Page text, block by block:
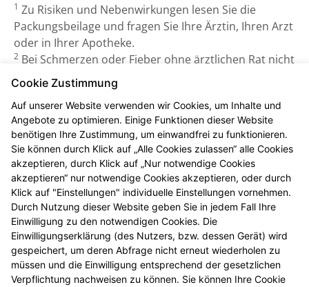
1 Zu Risiken und Nebenwirkungen lesen Sie die
Packungsbeilage und fragen Sie Ihre Ärztin, Ihren Arzt
oder in Ihrer Apotheke.
2 Bei Schmerzen oder Fieber ohne ärztlichen Rat nicht
länger anwenden als in der Packungsbeilage
vorgegeben!
© Alle Rechte vorbehalten. Nachdruck – auch
auszugsweise – ist nicht gestattet! Alle Angaben
gelten, solange der Vorrat reicht. Druckfehler
vorbehalten. Alle Preise in Euro inkl. MwSt.
4BVP = niedrigster Gesamtpreis innerhalb der letzten
30 Tage vor der Preisermäßigung
5Zu Risiken und Nebenwirkungen lesen Sie die
Packungsbeilage und fragen Sie Ihre Tierärztin, Ihren
Tierarzt oder in Ihrer Apotheke.6Biozide vorsichtig
verwenden. Vor Gebrauch stets Etikett und
Produktinformation lesen.
Cookie Zustimmung
Auf unserer Website verwenden wir Cookies, um Inhalte und
Angebote zu optimieren. Einige Funktionen dieser Website
benötigen Ihre Zustimmung, um einwandfrei zu funktionieren.
Sie können durch Klick auf „Alle Cookies zulassen“ alle Cookies
akzeptieren, durch Klick auf „Nur notwendige Cookies
akzeptieren“ nur notwendige Cookies akzeptieren, oder durch
Klick auf "Einstellungen" individuelle Einstellungen vornehmen.
Durch Nutzung dieser Website geben Sie in jedem Fall Ihre
Einwilligung zu den notwendigen Cookies. Die
Einwilligungserklärung (des Nutzers, bzw. dessen Gerät) wird
gespeichert, um deren Abfrage nicht erneut wiederholen zu
müssen und die Einwilligung entsprechend der gesetzlichen
Verpflichtung nachweisen zu können. Sie können Ihre Cookie